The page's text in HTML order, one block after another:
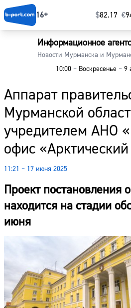
16+ $⁠82.17 €
Информационное
Новости Мурманска и
10:00 –Воскресенье –9
Аппарат
Мурманской
учредителем АНО
офис
11:21 – 17 июня 2025
Проект постановления
находится на стадии
июня
Главная
Наши гости
Фоторепортажи
Погода
Курсы валют